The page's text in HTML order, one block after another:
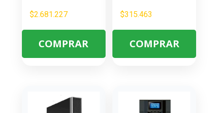
$2.681.227
COMPRAR
$315.463
COMPRAR